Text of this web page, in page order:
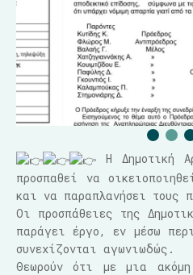
Η Δημοτική
προσπαθεί να
και να παραπλανήσει τους
Οι προσπάθειες της
παράγει έργο, εν μέσω
συνεχίζονται αγωνιωδώς.
Θεωρούν ότι με μια